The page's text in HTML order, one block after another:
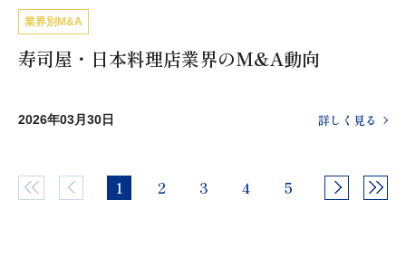
業界別M&A
寿司屋・日本料理店業界のM&A動向
2026年03月30日 詳しく見る
1 2 3 4 5